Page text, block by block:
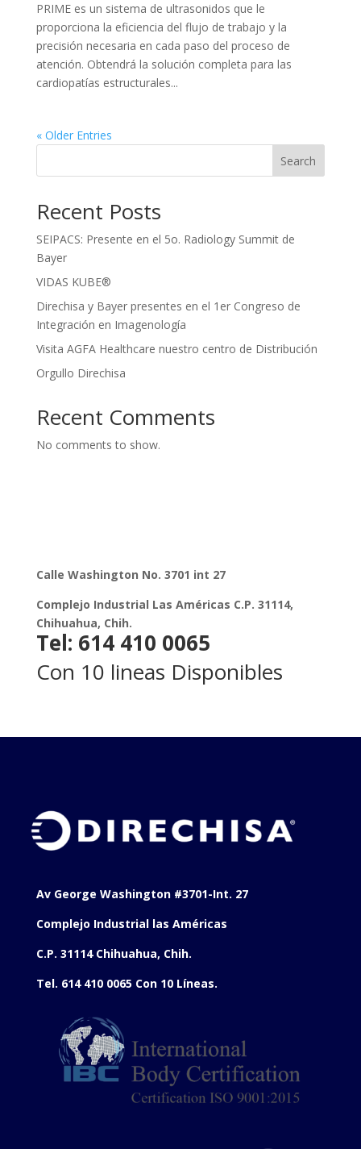
PRIME es un sistema de ultrasonidos que le
proporciona la eficiencia del flujo de trabajo y la
precisión necesaria en cada paso del proceso de
atención. Obtendrá la solución completa para las
cardiopatías estructurales...
« Older Entries
Search
Recent Posts
SEIPACS: Presente en el 5o. Radiology Summit de
Bayer
VIDAS KUBE®
Direchisa y Bayer presentes en el 1er Congreso de
Integración en Imagenología
Visita AGFA Healthcare nuestro centro de Distribución
Orgullo Direchisa
Recent Comments
No comments to show.
Calle Washington No. 3701 int 27
Complejo Industrial Las Américas C.P. 31114,
Chihuahua, Chih.
Tel: 614 410 0065
Con 10 lineas Disponibles
Av George Washington #3701-Int. 27
Complejo Industrial las Américas
C.P. 31114 Chihuahua, Chih.
Tel. 614 410 0065 Con 10 Líneas.